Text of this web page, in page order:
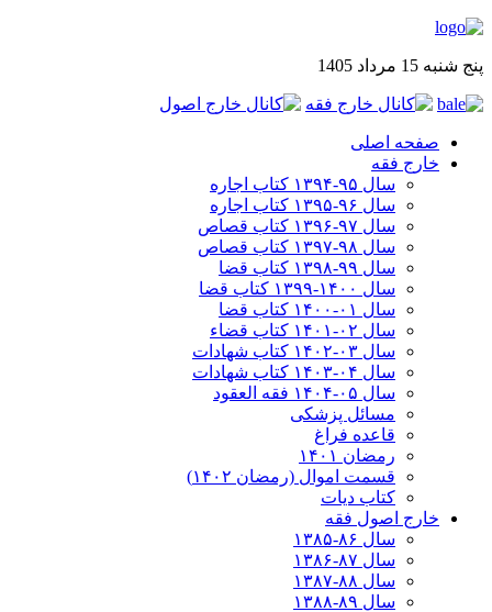
پنج شنبه 15 مرداد 1405
صفحه اصلی
خارج فقه
سال ۹۵-۱۳۹۴ کتاب اجاره
سال ۹۶-۱۳۹۵ کتاب اجاره
سال ۹۷-۱۳۹۶ کتاب قصاص
سال ۹۸-۱۳۹۷ کتاب قصاص
سال ۹۹-۱۳۹۸‍ کتاب قضا
سال ۱۴۰۰-۱۳۹۹ کتاب قضا
سال ۰۱-۱۴۰۰ کتاب قضا
سال ۰۲-۱۴۰۱ کتاب قضاء
سال ۰۳-۱۴۰۲ کتاب شهادات
سال ۰۴-۱۴۰۳ کتاب شهادات
سال ۰۵-۱۴۰۴ فقه العقود
مسائل پزشکی
قاعده فراغ
رمضان ۱۴۰۱
قسمت اموال (رمضان ۱۴۰۲)
کتاب دیات
خارج اصول فقه
سال ۸۶-۱۳۸۵
سال ۸۷-۱۳۸۶
سال ۸۸-۱۳۸۷
سال ۸۹-۱۳۸۸